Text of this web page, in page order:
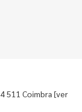
511 Coimbra [ver